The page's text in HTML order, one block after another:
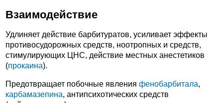
Взаимодействие
Удлиняет действие барбитуратов, усиливает эффекты
противосудорожных средств, ноотропных и средств,
стимулирующих ЦНС, действие местных анестетиков
(прокаина).
Предотвращает побочные явления фенобарбитала,
карбамазепина, антипсихотических средств